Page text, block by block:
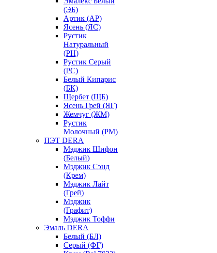
(ЭБ)
Артик (АР)
Ясень (ЯС)
Рустик
Натуральный
(РН)
Рустик Серый
(РС)
Белый Кипарис
(БК)
Щербет (ЩБ)
Ясень Грей (ЯГ)
Жемчуг (ЖМ)
Рустик
Молочный (РМ)
ПЭТ DERA
Мэджик Шифон
(Белый)
Мэджик Сэнд
(Крем)
Мэджик Лайт
(Грей)
Мэджик
(Графит)
Мэджик Тоффи
Эмаль DERA
Белый (БЛ)
Серый (ФГ)